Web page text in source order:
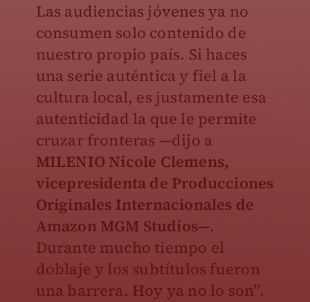
Las audiencias jóvenes ya no
consumen solo contenido de
nuestro propio país. Si haces
una serie auténtica y fiel a la
cultura local, es justamente esa
autenticidad la que le permite
cruzar fronteras —dijo a
MILENIO Nicole Clemens,
vicepresidenta de Producciones
Originales Internacionales de
Amazon MGM Studios—.
Durante mucho tiempo el
doblaje y los subtítulos fueron
una barrera. Hoy ya no lo son”.